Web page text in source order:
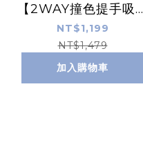
【2WAY撞色提手吸管
杯720ml 】聯名款
（含1個素色非聯名撞
色杯＋1個愛心人杯
蓋）
NT$1,199
NT$1,479
加入購物車